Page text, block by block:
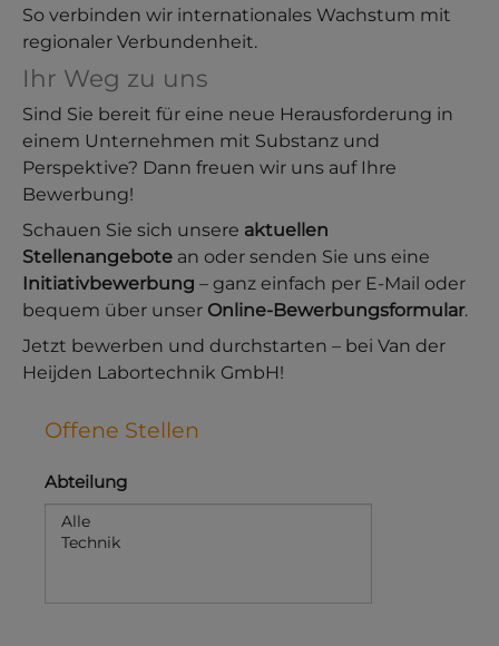
So verbinden wir internationales Wachstum mit
regionaler Verbundenheit.
Ihr Weg zu uns
Sind Sie bereit für eine neue Herausforderung in
einem Unternehmen mit Substanz und
Perspektive? Dann freuen wir uns auf Ihre
Bewerbung!
Schauen Sie sich unsere aktuellen
Stellenangebote an oder senden Sie uns eine
Initiativbewerbung – ganz einfach per E-Mail oder
bequem über unser Online-Bewerbungsformular.
Jetzt bewerben und durchstarten – bei Van der
Heijden Labortechnik GmbH!
Offene Stellen
Abteilung